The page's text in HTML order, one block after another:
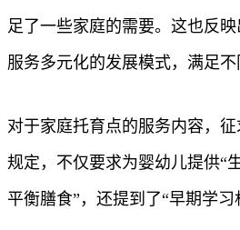
足了一些家庭的需要。这也反
服务多元化的发展模式，满足不
对于家庭托育点的服务内容，
规定，不仅要求为婴幼儿提供“
平衡膳食”，还提到了“早期学习